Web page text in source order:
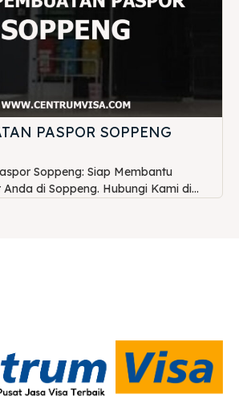
PASPOR SOPPENG
Soppeng: Siap Membantu
di Soppeng. Hubungi Kami di...